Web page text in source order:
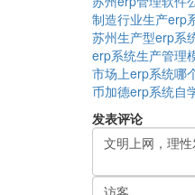
制造行业生产erp
苏州生产型erp系
erp系统生产管理
市场上erp系统哪
币加德erp系统自
发表评论